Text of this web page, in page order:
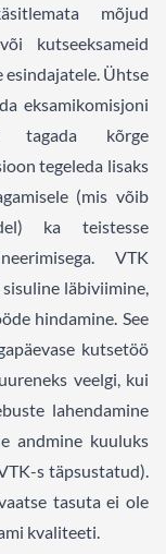
mõjud
kutseeksameid
Ühtse
eksamikomisjoni
tagada kõrge
tegeleda lisaks
(mis võib
ka teistesse
VTK
läbiviimine,
hindamine. See
kutsetöö
veelgi, kui
lahendamine
andmine kuuluks
s täpsustatud).
tasuta ei ole
kvaliteeti.